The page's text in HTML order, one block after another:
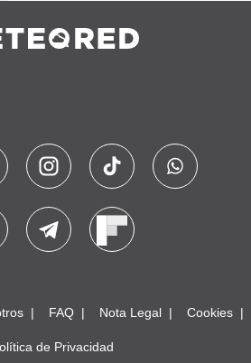
FAQ Nota Legal Cookies
de Privacidad